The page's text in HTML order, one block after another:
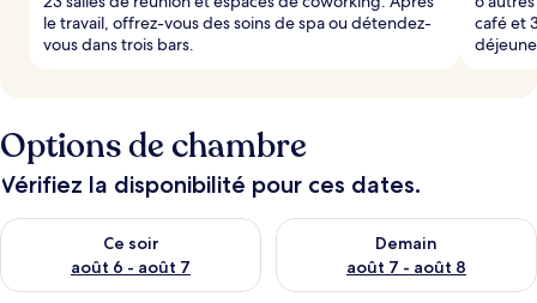
le travail, offrez-vous des soins de spa ou détendez-
vous dans trois bars.
café et
Options de chambre
Vérifiez la disponibilité pour ces dates.
Ce soir
août 6 - août 7
Vérifier la disponibilité pour ce soir août 6 - août 7
Demain
août 7 - août 8
Vérifier la disponibilité pour